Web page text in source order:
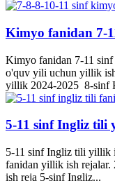
Kimyo fanidan 7-
Kimyo fanidan 7-11
o'quv yili uchun yillik
yillik 2024-2025 8-sinf
5-11 sinf Ingliz tili
5-11 sinf Ingliz tili yillik
fanidan yillik ish
ish reja 5-sinf Ingliz...